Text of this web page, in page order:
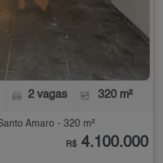
2 vagas 320 m²
Amaro - 320 m²
R$ 4.100.000